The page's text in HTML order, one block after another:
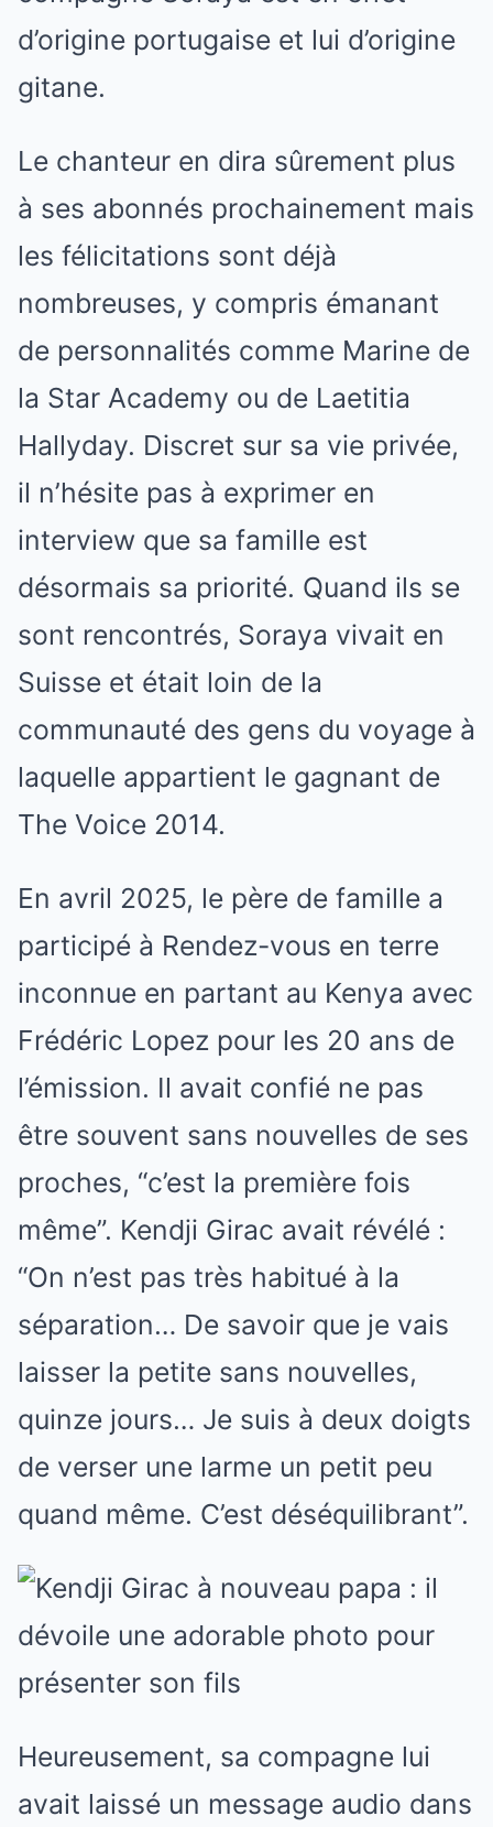
d’origine portugaise et lui d’origine
gitane.
Le chanteur en dira sûrement plus
à ses abonnés prochainement mais
les félicitations sont déjà
nombreuses, y compris émanant
de personnalités comme Marine de
la Star Academy ou de Laetitia
Hallyday. Discret sur sa vie privée,
il n’hésite pas à exprimer en
interview que sa famille est
désormais sa priorité. Quand ils se
sont rencontrés, Soraya vivait en
Suisse et était loin de la
communauté des gens du voyage à
laquelle appartient le gagnant de
The Voice 2014.
En avril 2025, le père de famille a
participé à Rendez-vous en terre
inconnue en partant au Kenya avec
Frédéric Lopez pour les 20 ans de
l’émission. Il avait confié ne pas
être souvent sans nouvelles de ses
proches, “c’est la première fois
même”. Kendji Girac avait révélé :
“On n’est pas très habitué à la
séparation… De savoir que je vais
laisser la petite sans nouvelles,
quinze jours… Je suis à deux doigts
de verser une larme un petit peu
quand même. C’est déséquilibrant”.
Heureusement, sa compagne lui
avait laissé un message audio dans